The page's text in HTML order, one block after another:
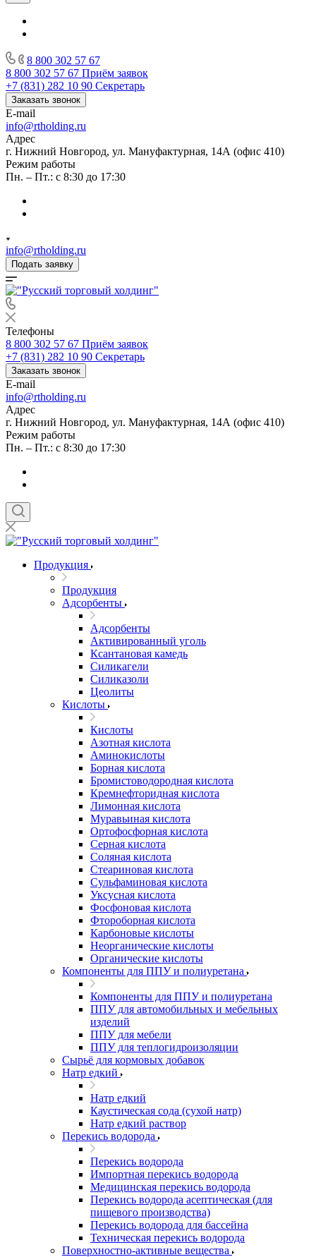
8 800 302 57 67
8 800 302 57 67 Приём заявок
+7 (831) 282 10 90 Секретарь
Заказать звонок
E-mail
info@rtholding.ru
Адрес
г. Нижний Новгород, ул. Мануфактурная, 14А (офис 410)
Режим работы
Пн. – Пт.: с 8:30 до 17:30
info@rtholding.ru
Подать заявку
Телефоны
8 800 302 57 67 Приём заявок
+7 (831) 282 10 90 Секретарь
Заказать звонок
E-mail
info@rtholding.ru
Адрес
г. Нижний Новгород, ул. Мануфактурная, 14А (офис 410)
Режим работы
Пн. – Пт.: с 8:30 до 17:30
Продукция
Продукция
Адсорбенты
Адсорбенты
Активированный уголь
Ксантановая камедь
Силикагели
Силиказоли
Цеолиты
Кислоты
Кислоты
Азотная кислота
Аминокислоты
Борная кислота
Бромистоводородная кислота
Кремнефторидная кислота
Лимонная кислота
Муравьиная кислота
Ортофосфорная кислота
Серная кислота
Соляная кислота
Стеариновая кислота
Сульфаминовая кислота
Уксусная кислота
Фосфоновая кислота
Фтороборная кислота
Карбоновые кислоты
Неорганические кислоты
Органические кислоты
Компоненты для ППУ и полиуретана
Компоненты для ППУ и полиуретана
ППУ для автомобильных и мебельных
изделий
ППУ для мебели
ППУ для теплогидроизоляции
Сырьё для кормовых добавок
Натр едкий
Натр едкий
Каустическая сода (сухой натр)
Натр едкий раствор
Перекись водорода
Перекись водорода
Импортная перекись водорода
Медицинская перекись водорода
Перекись водорода асептическая (для
пищевого производства)
Перекись водорода для бассейна
Техническая перекись водорода
Поверхностно-активные вещества